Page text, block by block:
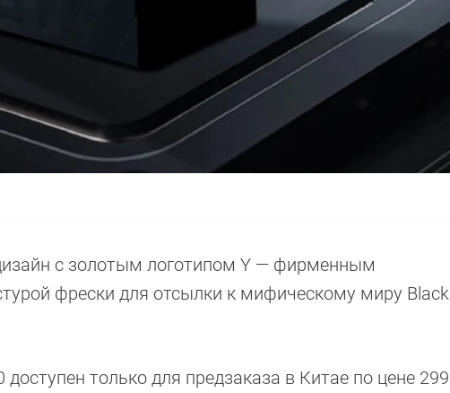
с золотым логотипом Y — фирменным
фрески для отсылки к мифическому миру Black
только для предзаказа в Китае по цене 299